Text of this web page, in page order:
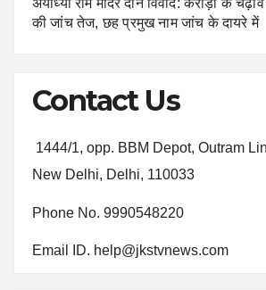
अयोध्या राम मंदिर दान विवाद: करोड़ों के
की जांच तेज, छह प्रमुख नाम जांच के दायरे में
Contact Us
1444/1, opp. BBM Depot, Outram
New Delhi, Delhi, 110033
Phone No. 9990548220
Email ID. help@jkstvnews.com